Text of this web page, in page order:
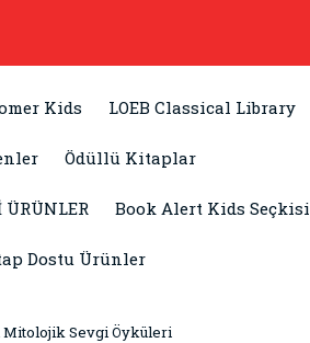
Kids LOEB Classical Library
Ödüllü Kitaplar
Book Alert Kids Seçkisi
Dostu Ürünler
Mitolojik Sevgi Öyküleri